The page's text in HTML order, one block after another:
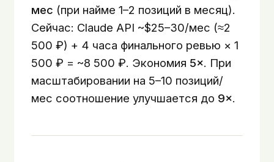
мес (при найме 1–2 позиций в месяц).
Сейчас: Claude API ~$25–30/мес (≈2
500 ₽) + 4 часа финального ревью × 1
500 ₽ = ~8 500 ₽. Экономия 5×. При
масштабировании на 5–10 позиций/
мес соотношение улучшается до 9×.